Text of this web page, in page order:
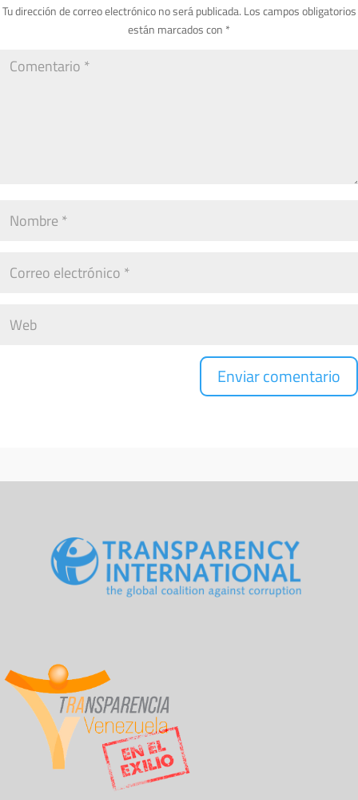
Tu dirección de correo electrónico no será publicada. Los campos obligatorios
están marcados con *